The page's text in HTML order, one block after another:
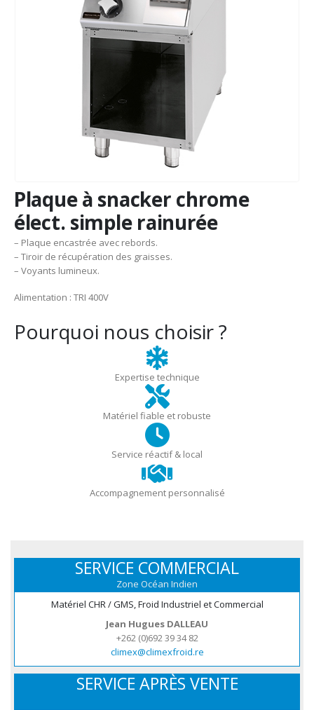
Plaque à snacker chrome
élect. simple rainurée
– Plaque encastrée avec rebords.
– Tiroir de récupération des graisses.
– Voyants lumineux.
Alimentation : TRI 400V
Pourquoi nous choisir ?
Expertise technique
Matériel fiable et robuste
Service réactif & local
Accompagnement personnalisé
SERVICE COMMERCIAL
Zone Océan Indien
Matériel CHR / GMS, Froid Industriel et Commercial
Jean Hugues DALLEAU
+262 (0)692 39 34 82
climex@climexfroid.re
SERVICE APRÈS VENTE